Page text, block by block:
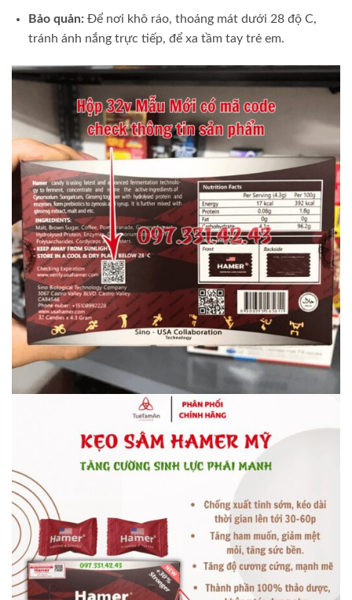
Bảo quản:Để nơi khô ráo, thoáng mát dưới 28 độ C,
tránh ánh nắng trực tiếp, để xa tầm tay trẻ em.